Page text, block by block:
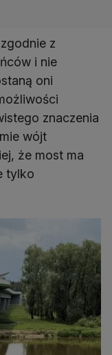
z
i nie
oni
znaczenia
wójt
że most ma
tylko